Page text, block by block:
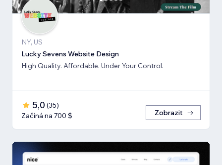
NY, US
Lucky Sevens Website Design
High Quality. Affordable. Under Your Control.
5,0 (35)
Začíná na 700 $
Zobrazit